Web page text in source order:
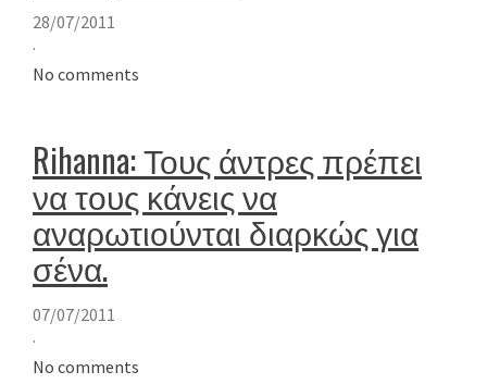
28/07/2011
·
No comments
Rihanna: Τους άντρες πρέπει
να τους κάνεις να
αναρωτιούνται διαρκώς για
σένα.
07/07/2011
·
No comments